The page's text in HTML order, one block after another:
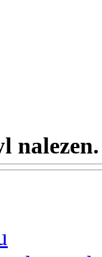
nalezen.